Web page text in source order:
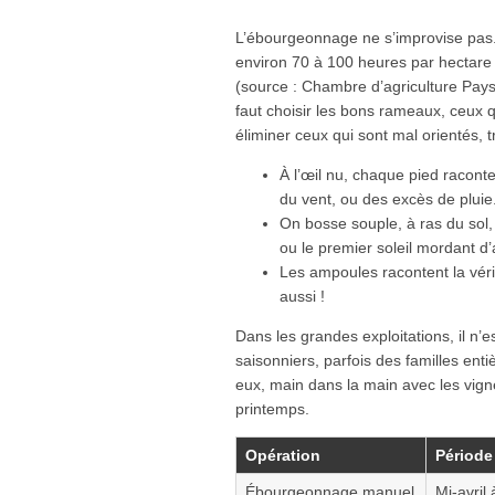
L’ébourgeonnage ne s’improvise
environ 70 à 100 heures par
(source : Chambre d’agriculture
faut choisir les bons rameaux, ceux
éliminer ceux qui sont mal orientés,
À l’œil nu, chaque pied
du vent, ou des excès de
On bosse souple, à ras du
ou le premier soleil mordant
Les ampoules racontent la
aussi !
Dans les grandes exploitations, il
saisonniers, parfois des familles
eux, main dans la main avec les
printemps.
Opération Période